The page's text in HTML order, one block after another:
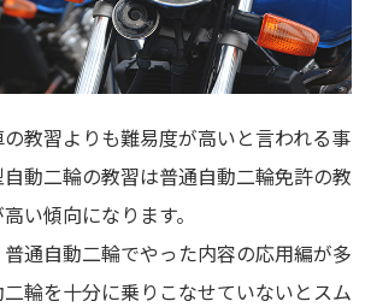
教習よりも難易度が高いと言われる事
動二輪の教習は普通自動二輪免許の教
い傾向になります。
通自動二輪でやった内容の応用編が多
輪を十分に乗りこなせていないとスム